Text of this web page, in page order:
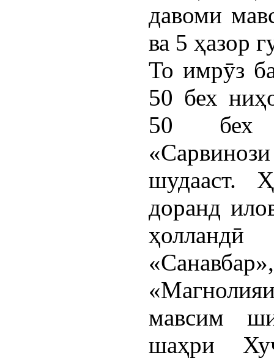
давоми
ва 5 ҳазор
То имрӯз
50 бех
50 бех
шудааст.
доранд
мавсим
шаҳри